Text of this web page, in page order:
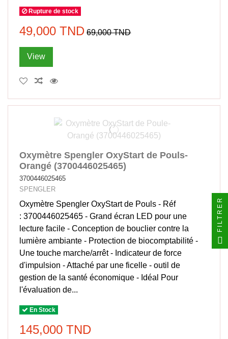
Rupture de stock
49,000 TND 69,000 TND
View
Oxymètre Spengler OxyStart de Pouls-
Orangé (3700446025465)
3700446025465
SPENGLER
Oxymètre Spengler OxyStart de Pouls - Réf
: 3700446025465 - Grand écran LED pour une
lecture facile - Conception de bouclier contre la
lumière ambiante - Protection de biocomptabilité -
Une touche marche/arrêt - Indicateur de force
d'impulsion - Attaché par une ficelle - outil de
gestion de la santé économique - Idéal Pour
l'évaluation de...
En Stock
145,000 TND
FILTRER